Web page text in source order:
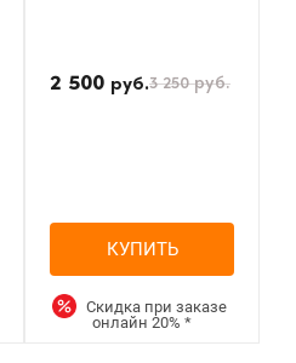
2 500 руб.3 250руб.
КУПИТЬ
Скидка при заказе
онлайн20%*